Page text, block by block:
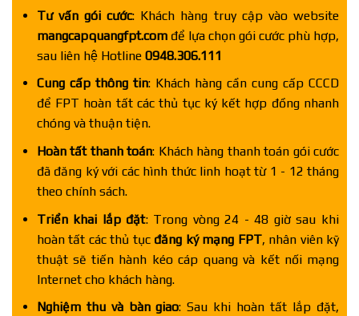
Tư vấn gói cước: Khách hàng truy cập vào website
mangcapquangfpt.comđể lựa chọn gói cước phù hợp,
sau liên hệ Hotline 0948.306.111
Cung cấp thông tin: Khách hàng cần cung cấp CCCD
để FPT hoàn tất các thủ tục ký kết hợp đồng nhanh
chóng và thuận tiện.
Hoàn tất thanh toán: Khách hàng thanh toán gói cước
đã đăng ký với các hình thức linh hoạt từ 1 - 12 tháng
theo chính sách.
Triển khai lắp đặt: Trong vòng 24 - 48 giờ sau khi
hoàn tất các thủ tục đăng ký mạng FPT, nhân viên kỹ
thuật sẽ tiến hành kéo cáp quang và kết nối mạng
Internet cho khách hàng.
Nghiệm thu và bàn giao: Sau khi hoàn tất lắp đặt,